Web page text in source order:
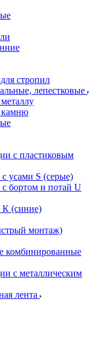
стропил
лепестковые
камню
с пластиковым
усами S (серые)
бортом и потай U
К (синие)
монтаж)
комбинированные
с металлическим
лента